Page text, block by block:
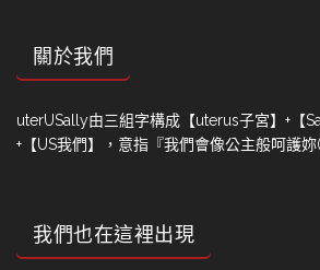
關於我們
uterUSally由三組字構成【uterus子宮】+【
+【US我們】，意指『我們會像公主般呵護妳(
我們也在這裡出現